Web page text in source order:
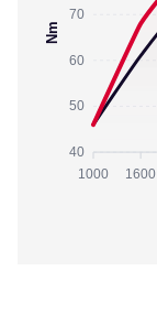
70
60
50
40
Nm
1000 1600